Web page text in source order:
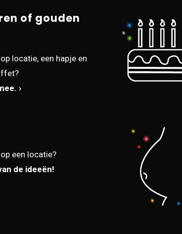
of gouden
locatie, een hapje en
›
een locatie?
de ideeën!